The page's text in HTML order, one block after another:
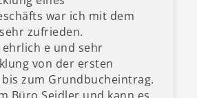
war ich mit dem
zufrieden.
e und sehr
von der ersten
zum Grundbucheintrag.